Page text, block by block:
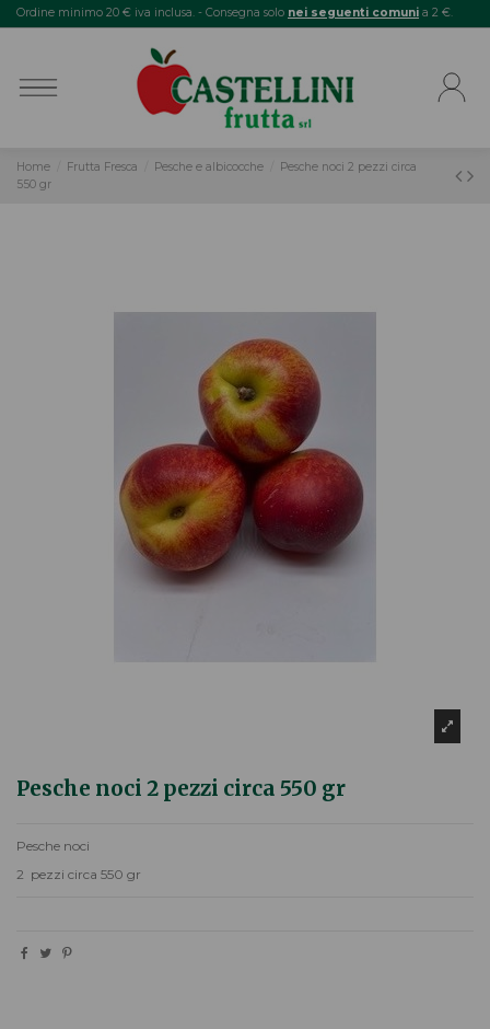
Ordine minimo 20 € iva inclusa. - Consegna solo nei seguenti comuni a 2 €.
Home Frutta Fresca Pesche e albicocche
Pesche noci 2 pezzi circa
550 gr
Pesche noci 2 pezzi circa 550 gr
Pesche noci
2 pezzi circa 550 gr